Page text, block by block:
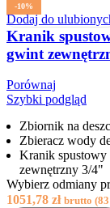
-10%
Dodaj do
Kranik
gwint
Porównaj
Szybki podgląd
Zbiornik na
Zbieracz wody
Kranik
zewnętrzny 3/4"
Wybierz odmiany
1051,78 zł brutto (